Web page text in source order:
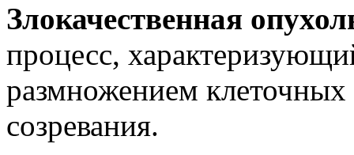
Злокачественная
процесс,
размножением клеточных
созревания.